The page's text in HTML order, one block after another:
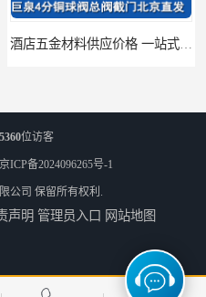
酒店五金材料供应价格 一站式配送
脸盆冷热水龙头批发商 水龙头冷热洗脸盆池 全城配送
位访客
京ICP备2024096265号-1
公司 保留所有权利.
声明 管理员入口 网站地图